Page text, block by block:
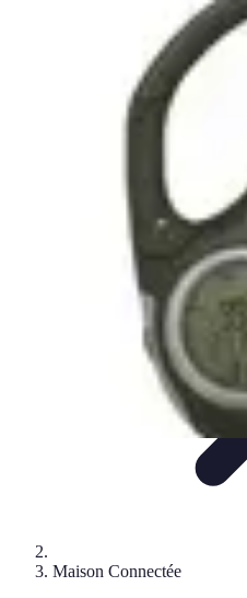
Sécurité technologique
Informatique portable
Gadgets HiTech
Maison Connectée